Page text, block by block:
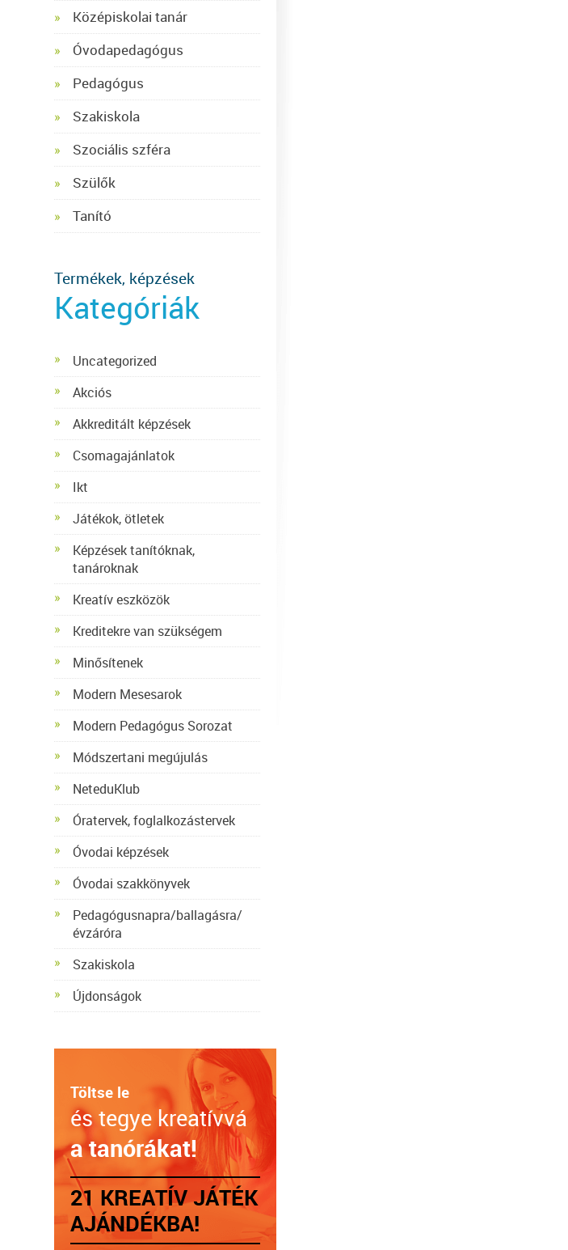
Középiskolai tanár
Óvodapedagógus
Pedagógus
Szakiskola
Szociális szféra
Szülők
Tanító
Termékek, képzések
Kategóriák
Uncategorized
Akciós
Akkreditált képzések
Csomagajánlatok
Ikt
Játékok, ötletek
Képzések tanítóknak,
tanároknak
Kreatív eszközök
Kreditekre van szükségem
Minősítenek
Modern Mesesarok
Modern Pedagógus Sorozat
Módszertani megújulás
NeteduKlub
Óratervek, foglalkozástervek
Óvodai képzések
Óvodai szakkönyvek
Pedagógusnapra/ballagásra/
évzáróra
Szakiskola
Újdonságok
Töltse le
és tegye kreatívvá
a tanórákat!
21 KREATÍV JÁTÉK
AJÁNDÉKBA!